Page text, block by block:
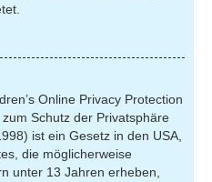
Online Privacy Protection
Schutz der Privatsphäre
ist ein Gesetz in den USA,
die möglicherweise
unter 13 Jahren erheben,